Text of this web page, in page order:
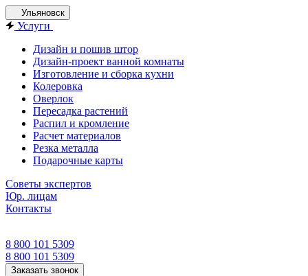
Ульяновск
Услуги
Дизайн и пошив штор
Дизайн-проект ванной комнаты
Изготовление и сборка кухни
Колеровка
Оверлок
Пересадка растений
Распил и кромление
Расчет материалов
Резка металла
Подарочные карты
Советы экспертов
Юр. лицам
Контакты
8 800 101 5309
8 800 101 5309
Заказать звонок